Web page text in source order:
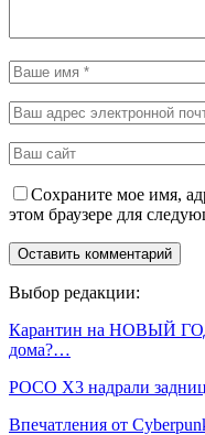
Сохраните мое имя,
этом браузере для
Выбор редакции:
Карантин на НОВЫЙ ГОД
дома?…
POCO X3 надрали
Впечатления от